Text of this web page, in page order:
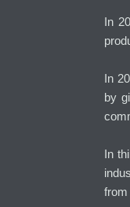
In
In
by
In